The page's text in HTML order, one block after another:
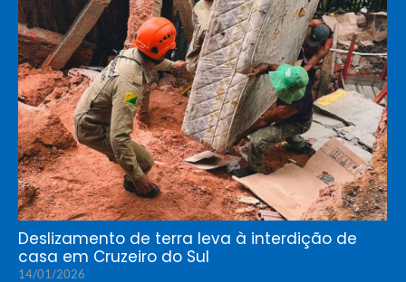
Deslizamento de terra leva à interdição de
casa em Cruzeiro do Sul
14/01/2026